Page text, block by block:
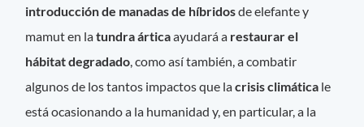
introducción de manadas de híbridosde elefante y
mamut en latundra árticaayudará a restaurar el
hábitat degradado, como así también, a combatir
algunos de los tantos impactos que lacrisis climática le
está ocasionando a la humanidad y, en particular, a la